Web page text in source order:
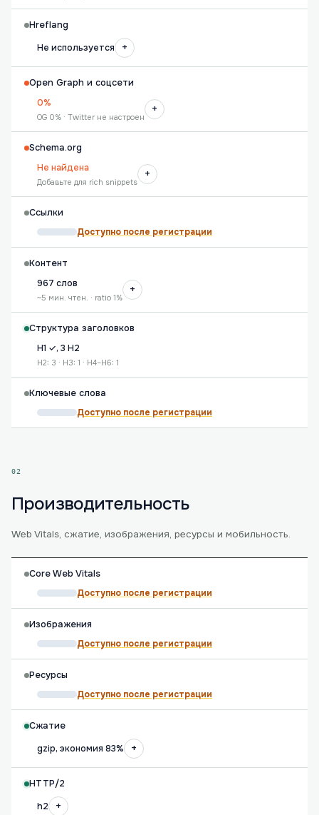
Hreflang
Не используется
+
Open Graph и соцсети
0%
OG 0% · Twitter не настроен
+
Schema.org
Не найдена
Добавьте для rich snippets
+
Ссылки
Доступно после регистрации
Контент
967 слов
~5 мин. чтен. · ratio 1%
+
Структура заголовков
H1 ✓, 3 H2
H2: 3 · H3: 1 · H4–H6: 1
Ключевые слова
Доступно после регистрации
02
Производительность
Web Vitals, сжатие, изображения, ресурсы и мобильность.
Core Web Vitals
Доступно после регистрации
Изображения
Доступно после регистрации
Ресурсы
Доступно после регистрации
Сжатие
gzip, экономия 83%
+
HTTP/2
h2
+